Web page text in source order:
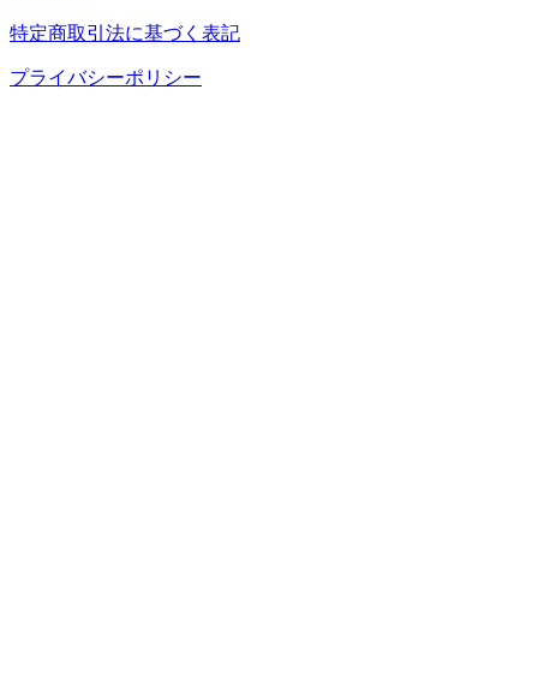
特定商取引法に基づく表記
プライバシーポリシー